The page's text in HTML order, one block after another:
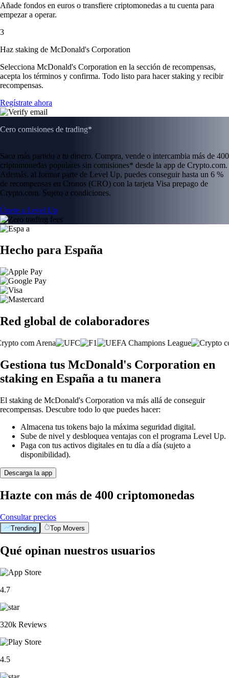
Añade fondos en euros o transfiere criptomonedas a tu cuenta para
empezar a operar.
3
Haz staking de McDonald's Corporation
Selecciona McDonald's Corporation en la sección de recompensas,
acepta los términos y confirma. Todo listo para hacer staking y recibir
recompensas.
Regístrate ahora
Cero comisiones de trading*
Saca más partido a tu dinero. Compra, vende o intercambia más de 400
criptomonedas populares sin comisiones* desde la app de Crypto.com.
Además, al formar parte de Level Up, puedes conseguir hasta un 6 %
de recompensas en Cronos (CRO) con la tarjeta Visa prepago de
Crypto.com. Sujeto a condiciones.
Únete a Level Up
Hecho para España
Red global de colaboradores
Gestiona tus McDonald's Corporation en
staking en España a tu manera
El staking de McDonald's Corporation va más allá de conseguir
recompensas. Descubre todo lo que puedes hacer:
Almacena tus tokens bajo la máxima seguridad digital.
Sube de nivel y desbloquea ventajas con el programa Level Up.
Paga con tus activos digitales en tu día a día (sujeto a
disponibilidad).
Descarga la app
Hazte con más de 400 criptomonedas
Consultar precios
Trending Top Movers
Qué opinan nuestros usuarios
4.7
320k Reviews
4.5